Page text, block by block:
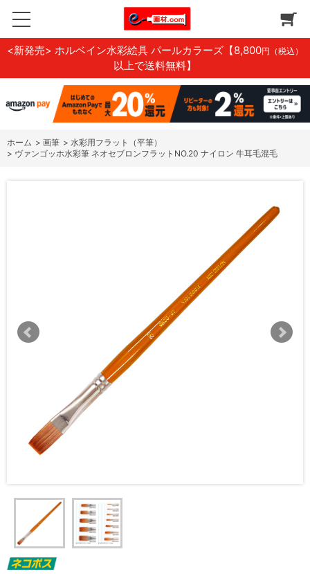
<新発売> ホルベイン水彩絵具 パールカラーズ 【8,800円（税込）
以上で送料無料】
ホーム > 画筆 > 水彩用フラット（平筆）
> ヴァンゴッホ水彩筆 ネオセブロンフラットNO.20 ナイロン 牛耳毛混毛